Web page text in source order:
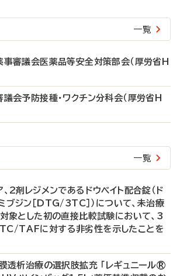
一覧
審議会医薬品等安全対策部会（厚労省H
会予防接種・ワクチン分科会（厚労省H
一覧
2剤レジメンであるドウベイト配合錠（ド
ブジン［DTG/3TC］）について、未治療
象とした初の直接比較試験において、3
TAFに対する非劣性を示したことを
透析治療の選択肢拡充 「レギュニール®